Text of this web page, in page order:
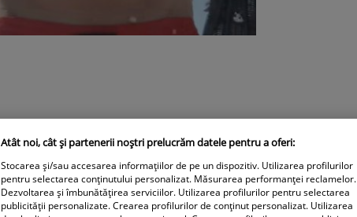
Atât noi, cât și partenerii noștri prelucrăm datele pentru a oferi:
Stocarea și/sau accesarea informațiilor de pe un dispozitiv. Utilizarea profilurilor
pentru selectarea conținutului personalizat. Măsurarea performanței reclamelor.
Dezvoltarea și îmbunătățirea serviciilor. Utilizarea profilurilor pentru selectarea
publicității personalizate. Crearea profilurilor de conținut personalizat. Utilizarea